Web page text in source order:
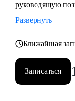
руководящую
Развернуть
Ближайшая
Записаться